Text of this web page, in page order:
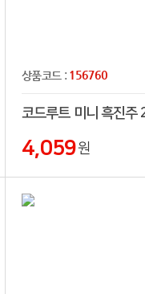
상품코드 : 156760
4,059원